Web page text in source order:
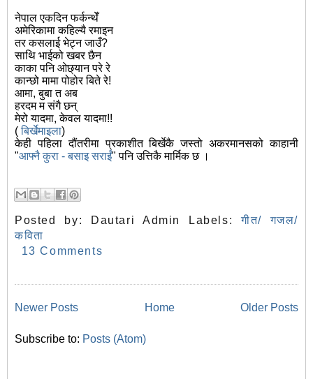
नेपाल एकदिन फर्कन्थेँ
अमेरिकामा कहिल्यै रमाइन
तर कसलाई भेट्न जाउँ?
साथि भाईको खबर छैन
काका पनि ओछ्यान परे रे
कान्छो मामा पोहोर बिते रे!
आमा, बुबा त अब
हरदम म संगै छन्
मेरो यादमा, केवल यादमा!!
(बिर्खेमाइला)
केही पहिला दौंतरीमा प्रकाशीत बिर्खेकै जस्तो अकरमानसको काहानी
"आफ्नै कुरा - बसाइ सराईं" पनि उत्तिकै मार्मिक छ ।
Posted by: Dautari Admin Labels:गीत/ गजल/
कविता
13 Comments
Newer Posts Older Posts
Home
Subscribe to: Posts (Atom)